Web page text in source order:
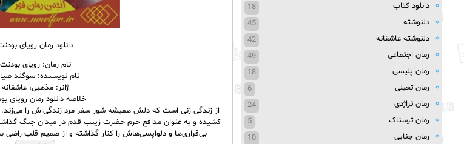
دانلود رمان رویای
نام رمان: رویای بودنت
نام نویسنده: سوگند
ژانر: مذهبی، عاشقانه
خلاصه دانلود رمان رویای
از زندگی زنی است که دلش همیشه شور سفر مرد زندگی‌اش را
کشیده و به عنوان مدافع حرم حضرت زینب قدم در میدان جنگ
بی‌قراری‌ها و دلواپسی‌هاش را کنار گذاشته و از صمیم قلب راضی
دانلود کتاب
18
دلنوشته
45
دلنوشته عاشقانه
42
رمان اجتماعی
49
رمان پلیسی
18
رمان تخیلی
6
رمان تراژدی
24
رمان ترسناک
5
رمان جنایی
10